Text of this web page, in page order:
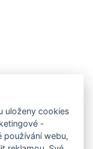
uloženy cookies
-
používání webu,